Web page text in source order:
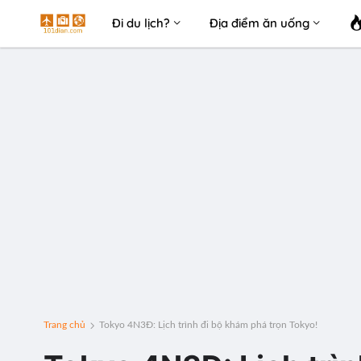
Đi du lịch? Địa điểm ăn uống
Trang chủ Tokyo 4N3Đ: Lịch trình đi bộ khám phá trọn Tokyo!